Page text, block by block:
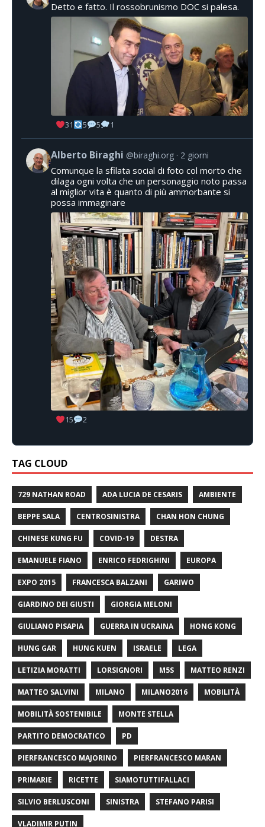
Detto e fatto. Il rossobrunismo DOC si palesa.
31 5 5 1
Alberto Biraghi @biraghi.org 2 giorni
Comunque la sfilata social di foto col morto che
dilaga ogni volta che un personaggio noto passa
al miglior vita è quanto di più ammorbante si
possa immaginare
15 2
TAG CLOUD
729 NATHAN ROAD ADA LUCIA DE CESARIS AMBIENTE
BEPPE SALA CENTROSINISTRA CHAN HON CHUNG
CHINESE KUNG FU COVID-19 DESTRA
EMANUELE FIANO ENRICO FEDRIGHINI EUROPA
EXPO 2015 FRANCESCA BALZANI GARIWO
GIARDINO DEI GIUSTI GIORGIA MELONI
GIULIANO PISAPIA GUERRA IN UCRAINA HONG KONG
HUNG GAR HUNG KUEN ISRAELE LEGA
LETIZIA MORATTI LORSIGNORI M5S MATTEO RENZI
MATTEO SALVINI MILANO MILANO2016 MOBILITÀ
MOBILITÀ SOSTENIBILE MONTE STELLA
PARTITO DEMOCRATICO PD
PIERFRANCESCO MAJORINO PIERFRANCESCO MARAN
PRIMARIE RICETTE SIAMOTUTTIFALLACI
SILVIO BERLUSCONI SINISTRA STEFANO PARISI
VLADIMIR PUTIN